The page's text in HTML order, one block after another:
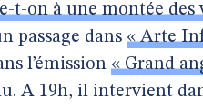
t-on à une montée des
passage dans « Arte
l’émission « Grand
A 19h, il intervient